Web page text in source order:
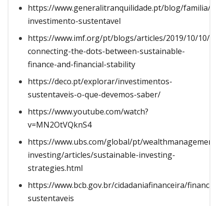
https://www.generalitranquilidade.pt/blog/familia/
investimento-sustentavel
https://www.imf.org/pt/blogs/articles/2019/10/10/
connecting-the-dots-between-sustainable-
finance-and-financial-stability
https://deco.pt/explorar/investimentos-
sustentaveis-o-que-devemos-saber/
https://www.youtube.com/watch?
v=MN2OtVQknS4
https://www.ubs.com/global/pt/
investing/articles/sustainable-investing-
strategies.html
https://www.bcb.gov.br/cidadaniafinanceira/
sustentaveis